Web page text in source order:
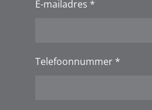
E-mailadres *
Telefoonnummer *